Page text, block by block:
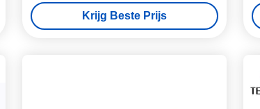
Krijg Beste Prijs